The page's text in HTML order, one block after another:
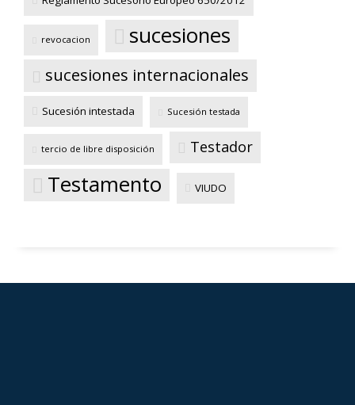
revocacion sucesiones
sucesiones internacionales
Sucesión intestada Sucesión testada
tercio de libre disposición Testador
Testamento VIUDO